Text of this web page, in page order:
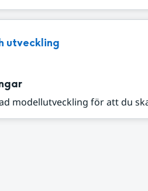
utveckling
modellutveckling för att du